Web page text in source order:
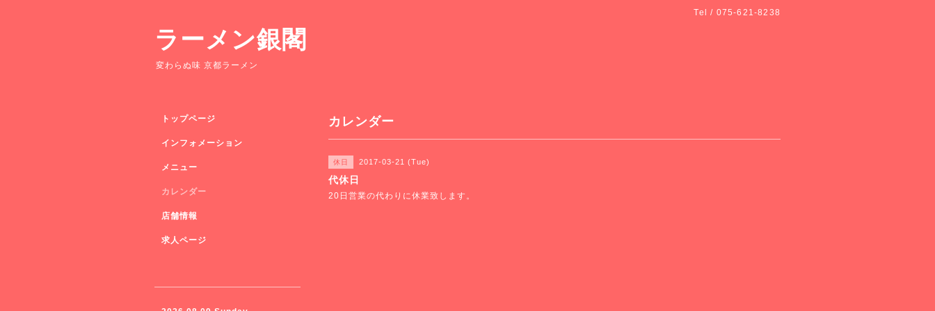
Tel / 075-621-8238
ラーメン銀閣
変わらぬ味 京都ラーメン
カレンダー
休日 2017-03-21 (Tue)
代休日
20日営業の代わりに休業致します。
トップページ
インフォメーション
メニュー
カレンダー
店舗情報
求人ページ